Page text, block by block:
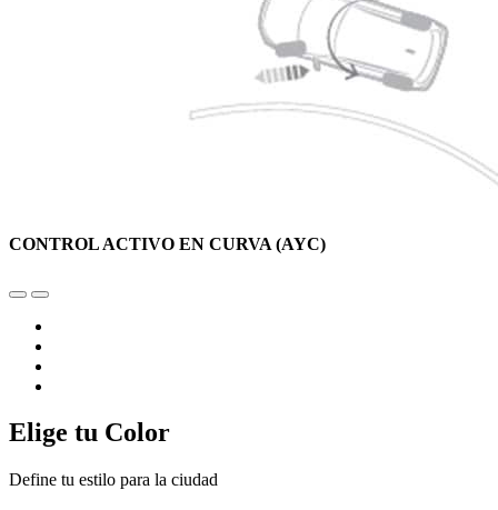
CONTROL ACTIVO EN CURVA (AYC)
Elige tu Color
Define tu estilo para la ciudad